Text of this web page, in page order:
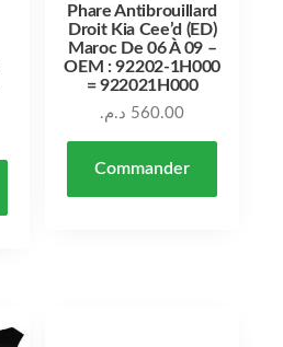
Phare Antibrouillard
Droit Kia Cee’d (ED)
Maroc De 06 À 09 –
OEM : 92202-1H000
= 922021H000
560.00 د.م.
Commander